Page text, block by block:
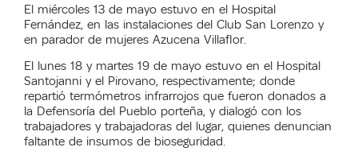
El miércoles 13 de mayo estuvo en el Hospital
Fernández, en las instalaciones del Club San Lorenzo y
en parador de mujeres Azucena Villaflor.
El lunes 18 y martes 19 de mayo estuvo en el Hospital
Santojanni y el Pirovano, respectivamente; donde
repartió termómetros infrarrojos que fueron donados a
la Defensoría del Pueblo porteña, y dialogó con los
trabajadores y trabajadoras del lugar, quienes denuncian
faltante de insumos de bioseguridad.